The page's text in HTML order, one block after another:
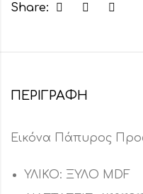
Share:
ΠΕΡΙΓΡΑΦΉ
Εικόνα Πάπυρος
ΥΛΙΚΟ: ΞΥΛΟ MDF